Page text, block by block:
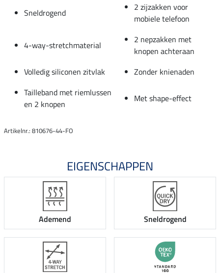
Sneldrogend
2 zijzakken voor
mobiele telefoon
4-way-stretchmaterial
2 nepzakken met
knopen achteraan
Volledig siliconen zitvlak
Zonder knienaden
Tailleband met riemlussen
en 2 knopen
Met shape-effect
Artikelnr.: 810676-44-FO
EIGENSCHAPPEN
Ademend Sneldrogend